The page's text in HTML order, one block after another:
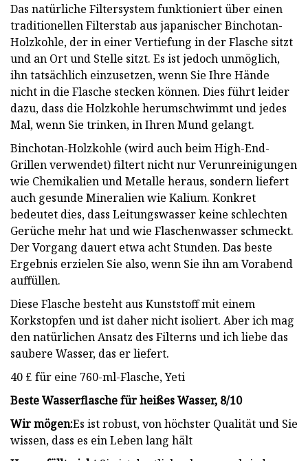
Das natürliche Filtersystem funktioniert über einen
traditionellen Filterstab aus japanischer Binchotan-
Holzkohle, der in einer Vertiefung in der Flasche sitzt
und an Ort und Stelle sitzt. Es ist jedoch unmöglich,
ihn tatsächlich einzusetzen, wenn Sie Ihre Hände
nicht in die Flasche stecken können. Dies führt leider
dazu, dass die Holzkohle herumschwimmt und jedes
Mal, wenn Sie trinken, in Ihren Mund gelangt.
Binchotan-Holzkohle (wird auch beim High-End-
Grillen verwendet) filtert nicht nur Verunreinigungen
wie Chemikalien und Metalle heraus, sondern liefert
auch gesunde Mineralien wie Kalium. Konkret
bedeutet dies, dass Leitungswasser keine schlechten
Gerüche mehr hat und wie Flaschenwasser schmeckt.
Der Vorgang dauert etwa acht Stunden. Das beste
Ergebnis erzielen Sie also, wenn Sie ihn am Vorabend
auffüllen.
Diese Flasche besteht aus Kunststoff mit einem
Korkstopfen und ist daher nicht isoliert. Aber ich mag
den natürlichen Ansatz des Filterns und ich liebe das
saubere Wasser, das er liefert.
40 £ für eine 760-ml-Flasche, Yeti
Beste Wasserflasche für heißes Wasser, 8/10
Wir mögen:Es ist robust, von höchster Qualität und Sie
wissen, dass es ein Leben lang hält